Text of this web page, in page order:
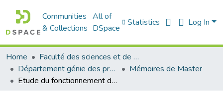
Communities
& Collections
All of
DSpace
Statistics Log In
Home
Faculté des sciences et de la technologie
Département génie des procédés
Mémoires de Master
Etude du fonctionnement d’une colonne d’absorption par Hysys 8.8 au niveau du complexe FERTIAL